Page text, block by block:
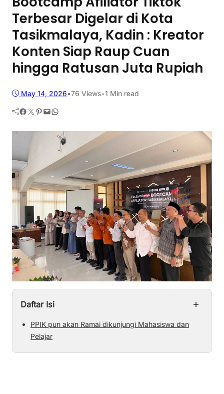
Terbesar Digelar di Kota
Tasikmalaya, Kadin : Kreator
Konten Siap Raup Cuan
hingga Ratusan Juta Rupiah
May 14, 2026•76 Views•1 Min read
Facebook Twitter Pinterest Mail WhatsApp
Daftar Isi +
PPIK pun akan Ramai dikunjungi Mahasiswa dan
Pelajar